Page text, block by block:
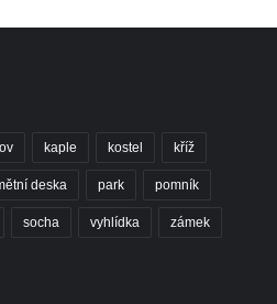
hřbitově Šumburk
Šumburk
kaple kostel kříž
deska park pomník
socha vyhlídka zámek